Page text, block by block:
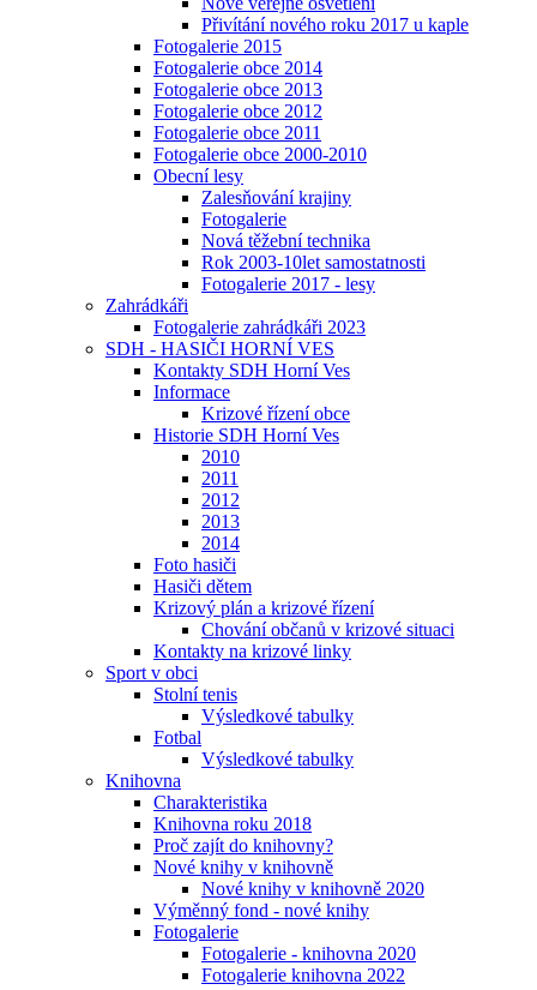
Přivítání nového roku 2017 u kaple
Fotogalerie 2015
Fotogalerie obce 2014
Fotogalerie obce 2013
Fotogalerie obce 2012
Fotogalerie obce 2011
Fotogalerie obce 2000-2010
Obecní lesy
Zalesňování krajiny
Fotogalerie
Nová těžební technika
Rok 2003-10let samostatnosti
Fotogalerie 2017 - lesy
Zahrádkáři
Fotogalerie zahrádkáři 2023
SDH - HASIČI HORNÍ VES
Kontakty SDH Horní Ves
Informace
Krizové řízení obce
Historie SDH Horní Ves
2010
2011
2012
2013
2014
Foto hasiči
Hasiči dětem
Krizový plán a krizové řízení
Chování občanů v krizové situaci
Kontakty na krizové linky
Sport v obci
Stolní tenis
Výsledkové tabulky
Fotbal
Výsledkové tabulky
Knihovna
Charakteristika
Knihovna roku 2018
Proč zajít do knihovny?
Nové knihy v knihovně
Nové knihy v knihovně 2020
Výměnný fond - nové knihy
Fotogalerie
Fotogalerie - knihovna 2020
Fotogalerie knihovna 2022